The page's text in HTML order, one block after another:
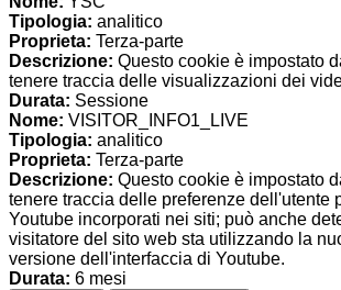
Tipologia: analitico
Proprieta: Terza-parte
Descrizione: Questo cookie è impostato
tenere traccia delle visualizzazioni dei
Durata: Sessione
Nome: VISITOR_INFO1_LIVE
Tipologia: analitico
Proprieta: Terza-parte
Descrizione: Questo cookie è impostato
tenere traccia delle preferenze dell'utente
Youtube incorporati nei siti; può anche
visitatore del sito web sta utilizzando la
versione dell'interfaccia di Youtube.
Durata: 6 mesi